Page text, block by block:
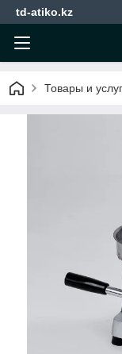
td-atiko.kz
Товары и